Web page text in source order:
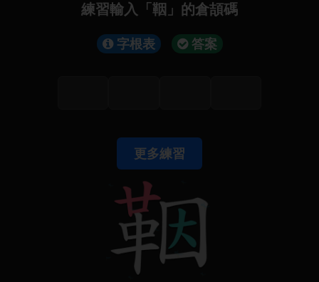
練習輸入「鞇」的倉頡碼
字根表 答案
更多練習